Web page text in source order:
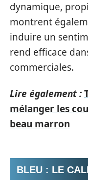
dynamique,
montrent
induire un
rend efficace
commerciales.
Lire également :
mélanger les
beau marron
BLEU : LE